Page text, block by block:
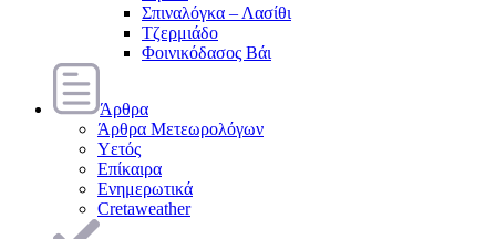
Σπιναλόγκα – Λασίθι
Τζερμιάδο
Φοινικόδασος Βάι
Άρθρα
Άρθρα Μετεωρολόγων
Υετός
Επίκαιρα
Ενημερωτικά
Cretaweather